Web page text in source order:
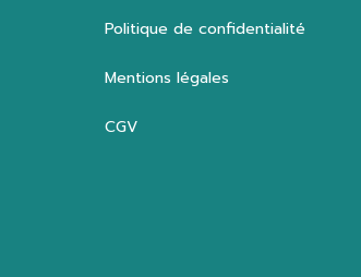
Politique de confidentialité
Mentions légales
CGV